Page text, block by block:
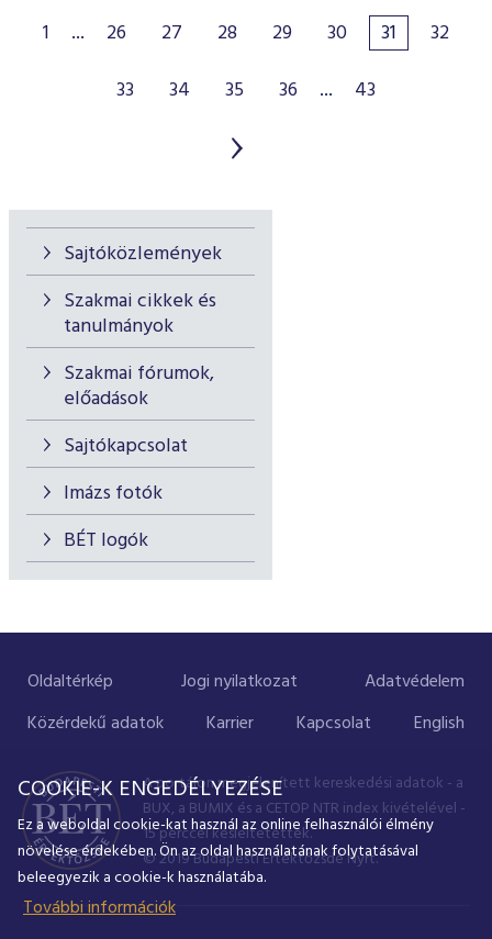
Sajtóközlemények
Szakmai cikkek és
tanulmányok
Szakmai fórumok,
előadások
Sajtókapcsolat
Imázs fotók
BÉT logók
1 ... 26 27 28 29 30 31
32
33
34 35 36 ... 43
Oldaltérkép Jogi nyilatkozat
Adatvédelem
Közérdekű adatok
Karrier Kapcsolat English
A portálon megjelenített kereskedési adatok - a
BUX, a BUMIX és a CETOP NTR index kivételével -
15 perccel késleltetettek.
© 2019 Budapesti Értéktőzsde Nyrt.
COOKIE-K ENGEDÉLYEZÉSE
Ez a weboldal cookie-kat használ az online felhasználói élmény
növelése érdekében. Ön az oldal használatának folytatásával
beleegyezik a cookie-k használatába.
További információk